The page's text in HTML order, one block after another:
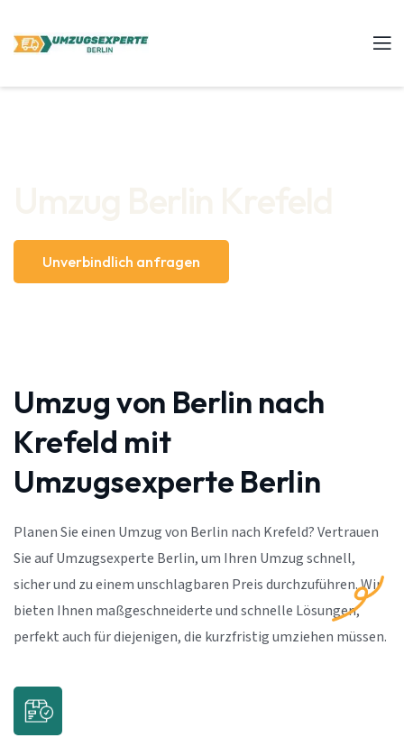
Unverbindlich anfragen
Umzug von Berlin nach
Krefeld mit
Umzugsexperte Berlin
Planen Sie einen Umzug von Berlin nach Krefeld? Vertrauen
Sie auf Umzugsexperte Berlin, um Ihren Umzug schnell,
sicher und zu einem unschlagbaren Preis durchzuführen. Wir
bieten Ihnen maßgeschneiderte und schnelle Lösungen,
perfekt auch für diejenigen, die kurzfristig umziehen müssen.